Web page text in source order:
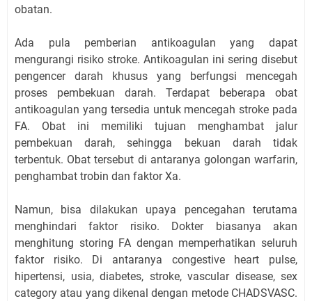
obatan.
Ada pula pemberian antikoagulan yang dapat
mengurangi risiko stroke. Antikoagulan ini sering disebut
pengencer darah khusus yang berfungsi mencegah
proses pembekuan darah. Terdapat beberapa obat
antikoagulan yang tersedia untuk mencegah stroke pada
FA. Obat ini memiliki tujuan menghambat jalur
pembekuan darah, sehingga bekuan darah tidak
terbentuk. Obat tersebut di antaranya golongan warfarin,
penghambat trobin dan faktor Xa.
Namun, bisa dilakukan upaya pencegahan terutama
menghindari faktor risiko. Dokter biasanya akan
menghitung storing FA dengan memperhatikan seluruh
faktor risiko. Di antaranya congestive heart pulse,
hipertensi, usia, diabetes, stroke, vascular disease, sex
category atau yang dikenal dengan metode CHADSVASC.